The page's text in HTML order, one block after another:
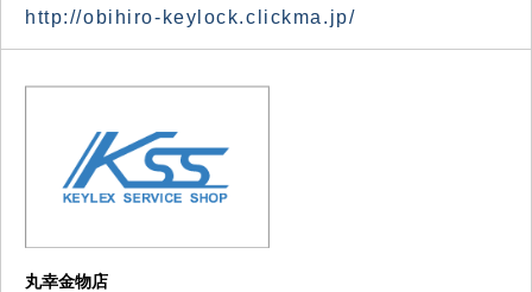
http://obihiro-keylock.clickma.jp/
丸幸金物店